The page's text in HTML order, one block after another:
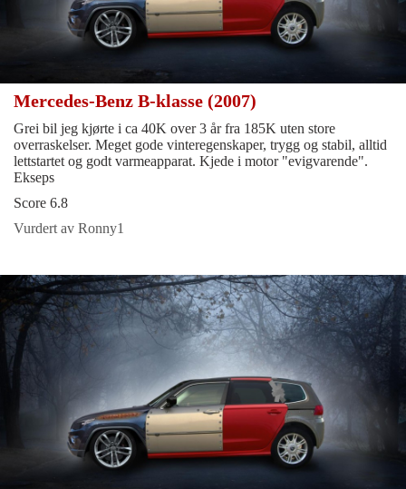
Mercedes-Benz B-klasse (2007)
Grei bil jeg kjørte i ca 40K over 3 år fra 185K uten store
overraskelser. Meget gode vinteregenskaper, trygg og stabil, alltid
lettstartet og godt varmeapparat. Kjede i motor "evigvarende".
Ekseps
Score 6.8
Vurdert av Ronny1